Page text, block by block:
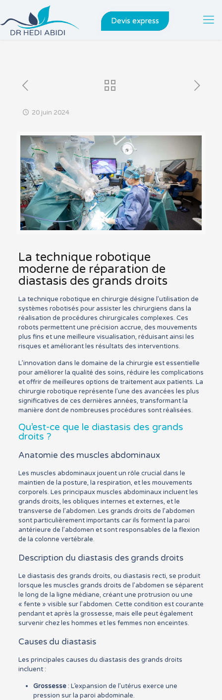
Devis express
20 juin 2024
La technique robotique
moderne de réparation de
diastasis des grands droits
La technique robotique en chirurgie désigne l’utilisation de
systèmes robotisés pour assister les chirurgiens dans la
réalisation de procédures chirurgicales complexes. Ces
robots permettent une précision accrue, des mouvements
plus fins et une meilleure visualisation, réduisant ainsi les
risques et améliorant les résultats des interventions.
L’innovation dans le domaine de la chirurgie est essentielle
pour améliorer la qualité des soins, réduire les complications
et offrir de meilleures options de traitement aux patients. La
chirurgie robotique représente l’une des avancées les plus
significatives de ces dernières années, transformant la
manière dont de nombreuses procédures sont réalisées.
Qu’est-ce que le diastasis des grands
droits ?
Anatomie des muscles abdominaux
Les muscles abdominaux jouent un rôle crucial dans le
maintien de la posture, la respiration, et les mouvements
corporels. Les principaux muscles abdominaux incluent les
grands droits, les obliques internes et externes, et le
transverse de l’abdomen. Les grands droits de l’abdomen
sont particulièrement importants car ils forment la paroi
antérieure de l’abdomen et sont responsables de la flexion
de la colonne vertébrale.
Description du diastasis des grands droits
Le diastasis des grands droits, ou diastasis recti, se produit
lorsque les muscles grands droits de l’abdomen se séparent
le long de la ligne médiane, créant une protrusion ou une
« fente » visible sur l’abdomen. Cette condition est courante
pendant et après la grossesse, mais elle peut également
survenir chez les hommes et les femmes non enceintes.
Causes du diastasis
Les principales causes du diastasis des grands droits
incluent :
Grossesse: L’expansion de l’utérus exerce une
pression sur la paroi abdominale.